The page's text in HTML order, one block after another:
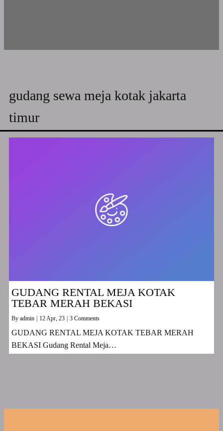
gudang sewa meja kotak jakarta
timur
GUDANG RENTAL MEJA KOTAK
TEBAR MERAH BEKASI
By admin 12Apr, 23 3 Comments
GUDANG RENTAL MEJA KOTAK TEBAR MERAH
BEKASI Gudang Rental Meja…